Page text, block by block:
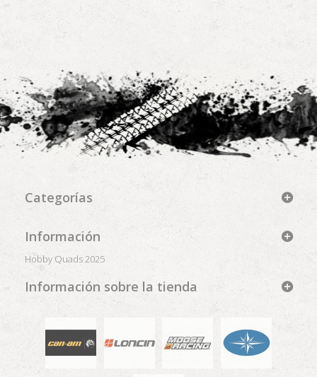
Categorías
Información
Hobby Quads 2025
Información sobre la tienda